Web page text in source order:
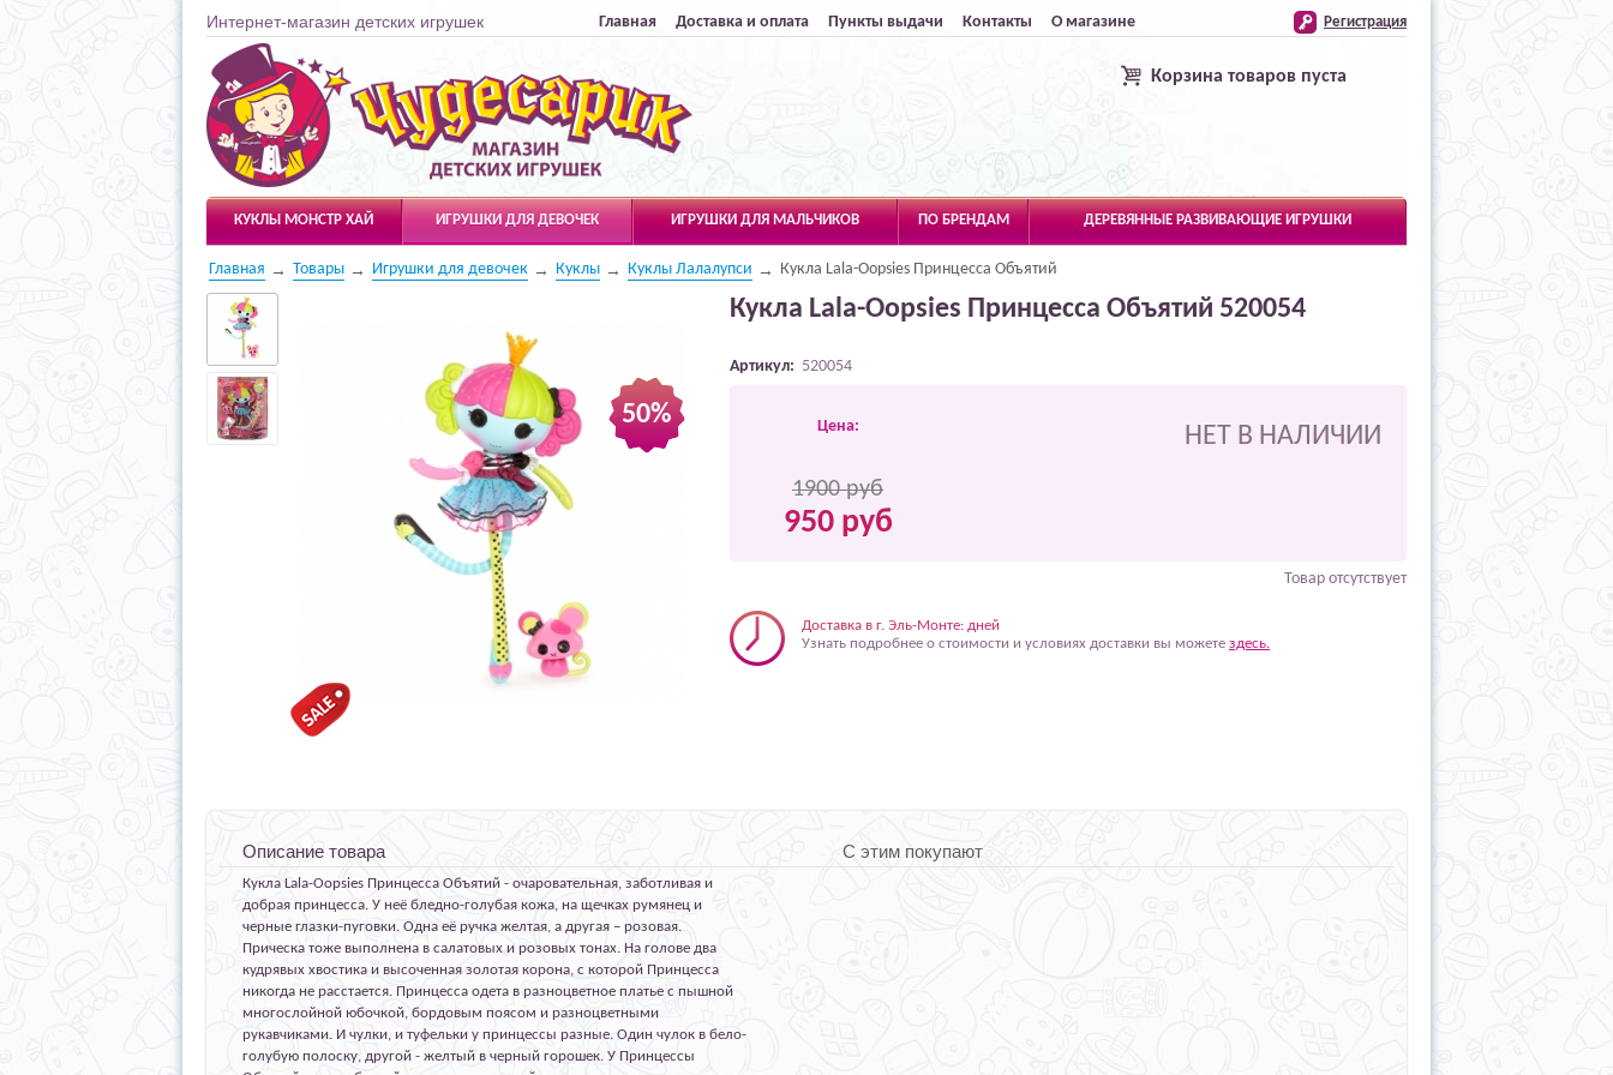
Интернет-магазин детских игрушек Главная Доставка и оплата Пункты выдачи Контакты О магазине Регистрация
Чудесарик
Корзина товаров пуста
КУКЛЫ МОНСТР ХАЙ ИГРУШКИ ДЛЯ ДЕВОЧЕК ИГРУШКИ ДЛЯ МАЛЬЧИКОВ ПО БРЕНДАМ ДЕРЕВЯННЫЕ РАЗВИВАЮЩИЕ ИГРУШКИ
Главная Товары Игрушки для девочек Куклы Куклы Лалалупси Кукла Lala-Oopsies Принцесса Объятий
50%
Кукла Lala-Oopsies Принцесса Объятий 520054
Артикул: 520054
НЕТ В НАЛИЧИИ
Цена:
1900 руб
950 руб
Товар отсутствует
Доставка в г. Эль-Монте: дней
Узнать подробнее о стоимости и условиях доставки вы можете здесь.
Описание товара С этим покупают
Кукла Lala-Oopsies Принцесса Объятий - очаровательная, заботливая и
добрая принцесса. У неё бледно-голубая кожа, на щечках румянец и
черные глазки-пуговки. Одна её ручка желтая, а другая – розовая.
Прическа тоже выполнена в салатовых и розовых тонах. На голове два
кудрявых хвостика и высоченная золотая корона, с которой Принцесса
никогда не расстается. Принцесса одета в разноцветное платье с пышной
многослойной юбочкой, бордовым поясом и разноцветными
рукавчиками. И чулки, и туфельки у принцессы разные. Один чулок в бело-
голубую полоску, другой - желтый в черный горошек. У Принцессы